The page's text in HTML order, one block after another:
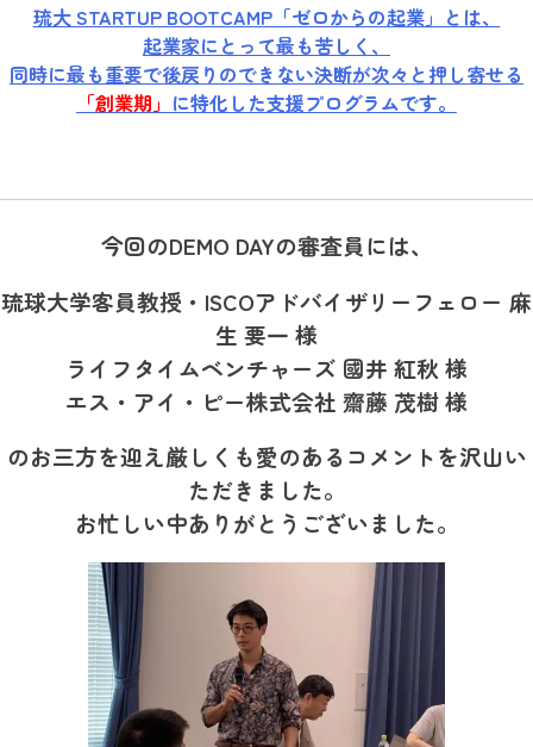
琉大 STARTUP BOOTCAMP「ゼロからの起業」とは、
起業家にとって最も苦しく、
同時に最も重要で後戻りのできない決断が次々と押し寄せる
「創業期」 に特化した支援プログラムです。
今回のDEMO DAYの審査員には、
琉球大学客員教授・ISCOアドバイザリーフェロー 麻
生 要一 様
ライフタイムベンチャーズ 國井 紅秋 様
エス・アイ・ピー株式会社 齋藤 茂樹 様
のお三方を迎え厳しくも愛のあるコメントを沢山い
ただきました。
お忙しい中ありがとうございました。